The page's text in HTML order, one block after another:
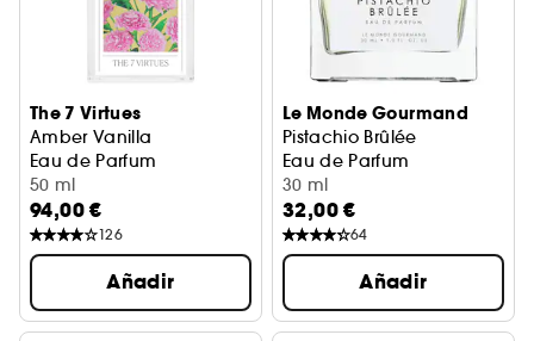
The 7 Virtues
Amber Vanilla
Eau de Parfum
50 ml
94,00 €
126
Añadir
Le Monde Gourmand
Pistachio Brûlée
Eau de Parfum
30 ml
32,00 €
64
Añadir